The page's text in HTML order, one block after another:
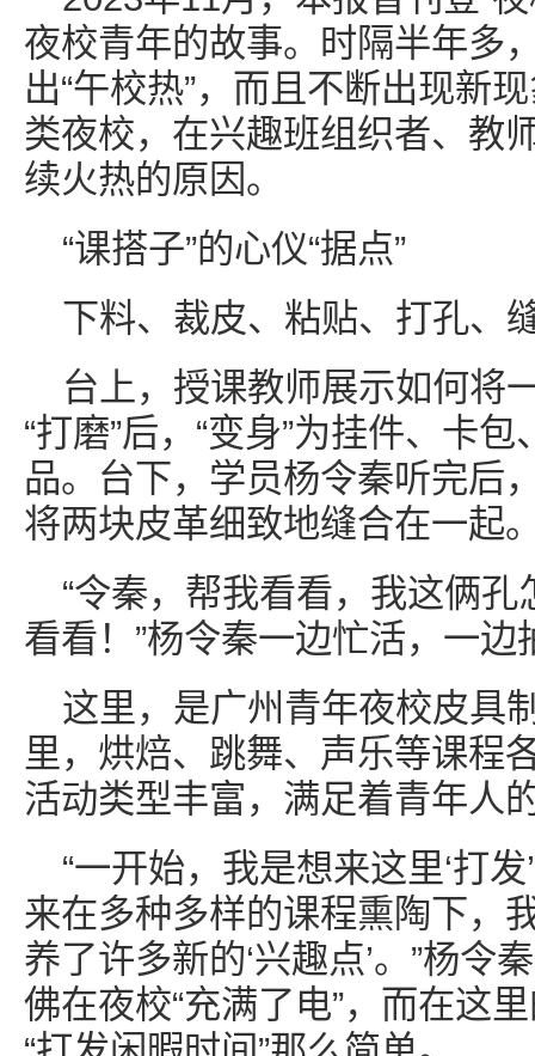
夜校青年的故事。时隔半年多
出“午校热”，而且不断出现新
类夜校，在兴趣班组织者、教
续火热的原因。
“课搭子”的心仪“据点”
下料、裁皮、粘贴、打孔
台上，授课教师展示如何将
“打磨”后，“变身”为挂件、卡
品。台下，学员杨令秦听完后
将两块皮革细致地缝合在一起
“令秦，帮我看看，我这俩孔
看看！”杨令秦一边忙活，一
这里，是广州青年夜校皮具
里，烘焙、跳舞、声乐等课程
活动类型丰富，满足着青年人
“一开始，我是想来这里‘打
来在多种多样的课程熏陶下，
养了许多新的‘兴趣点’。”杨令
佛在夜校“充满了电”，而在这